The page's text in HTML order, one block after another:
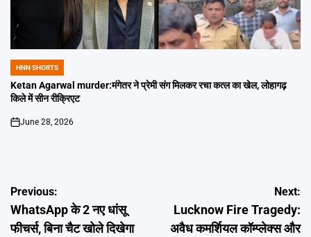
POSTED
IN
HNN SHORTS
Ketan Agarwal murder:मंगेतर ने प्रेमी संग मिलकर रचा कत्ल का खेल, लोहागढ़
किले में सीन रीक्रिएट
on
June 28, 2026
Post
navigation
Previous:
WhatsApp के 2 नए धांसू
फीचर्स, बिना चैट खोले दिखेगा
Next:
Lucknow Fire Tragedy:
अवैध कमर्शियल कॉम्प्लेक्स और